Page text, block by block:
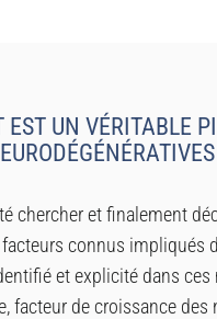
EST UN VÉRITABLE
chercher et finalement
connus impliqués
et explicité dans
facteur de croissance